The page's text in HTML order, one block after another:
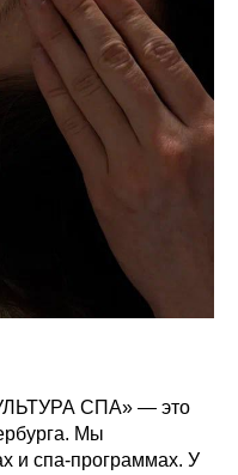
СПА» — это
Мы
и спа‑программах. У